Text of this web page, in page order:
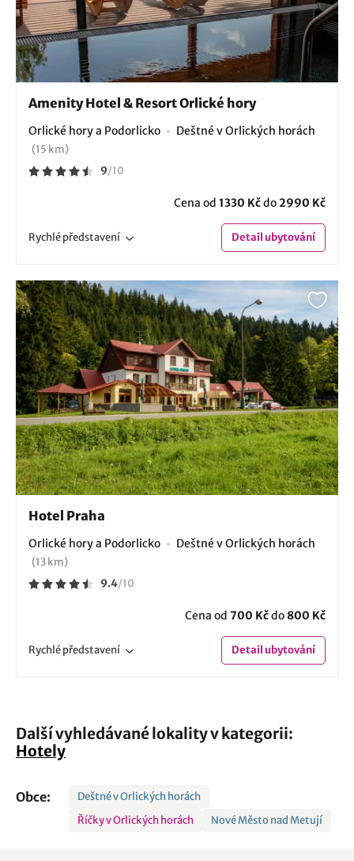
Amenity Hotel & Resort Orlické hory
Orlické hory a Podorlicko Deštné v Orlických horách
(15 km)
9/10
Cena od 1330 Kčdo2990 Kč
Rychlépředstavení Detailubytování
Hotel Praha
Orlické hory a Podorlicko Deštné v Orlických horách
(13 km)
9.4/10
Cena od 700 Kčdo 800 Kč
Rychlépředstavení Detailubytování
Další vyhledávané lokality v kategorii:
Hotely
Obce:
Deštné v Orlických horách
Říčky v Orlických horách
Nové Město nad Metují